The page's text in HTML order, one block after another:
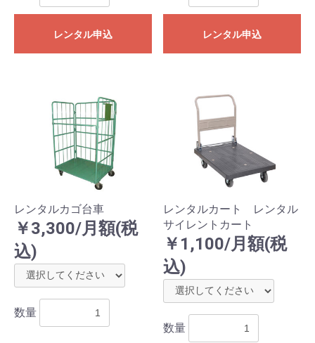
レンタル申込 レンタル申込
レンタルカゴ台車
￥3,300/月額(税
込)
数量
レンタルカート レンタル
サイレントカート
￥1,100/月額(税
込)
数量